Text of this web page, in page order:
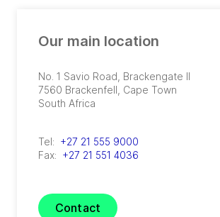
Our main location
No. 1 Savio Road, Brackengate II
7560 Brackenfell, Cape Town
South Africa
Tel: +27 21 555 9000
Fax: +27 21 551 4036
Contact